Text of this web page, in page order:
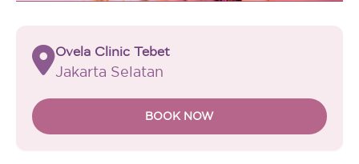
Ovela Clinic Tebet
Jakarta Selatan
BOOK NOW